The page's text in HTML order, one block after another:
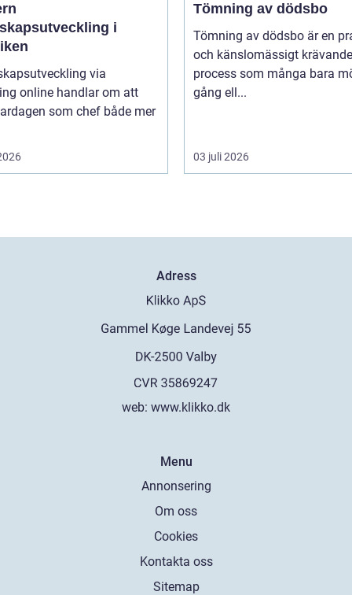
i
via
online handlar om att
som chef både mer
Tömning av dödsbo
Tömning av dödsbo är en
och känslomässigt krävande
process som många bara
gång ell...
03 juli 2026
Adress
web: www.klikko.dk
Menu
Annonsering
Om oss
Cookies
Kontakta oss
Sitemap